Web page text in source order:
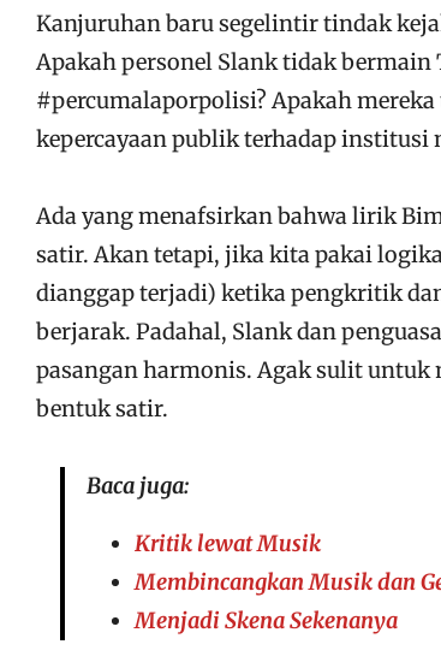
Kanjuruhan baru segelintir tindak
Apakah personel Slank tidak
#percumalaporpolisi? Apakah
kepercayaan publik terhadap institusi
Ada yang menafsirkan bahwa lirik
satir. Akan tetapi, jika kita pakai
dianggap terjadi) ketika pengkritik
berjarak. Padahal, Slank dan
pasangan harmonis. Agak sulit
bentuk satir.
Baca juga:
Kritik lewat Musik
Membincangkan Musik dan
Menjadi Skena Sekenanya